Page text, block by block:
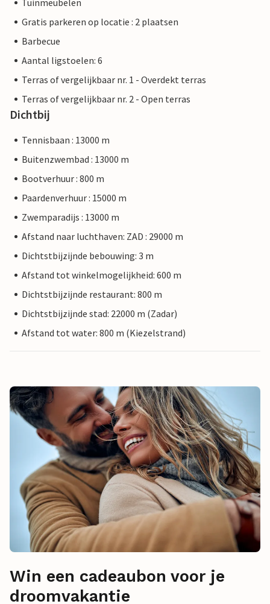
Tuinmeubelen
Gratis parkeren op locatie : 2 plaatsen
Barbecue
Aantal ligstoelen: 6
Terras of vergelijkbaar nr. 1 - Overdekt terras
Terras of vergelijkbaar nr. 2 - Open terras
Dichtbij
Tennisbaan : 13000 m
Buitenzwembad : 13000 m
Bootverhuur : 800 m
Paardenverhuur : 15000 m
Zwemparadijs : 13000 m
Afstand naar luchthaven: ZAD : 29000 m
Dichtstbijzijnde bebouwing: 3 m
Afstand tot winkelmogelijkheid: 600 m
Dichtstbijzijnde restaurant: 800 m
Dichtstbijzijnde stad: 22000 m (Zadar)
Afstand tot water: 800 m (Kiezelstrand)
Win een cadeaubon voor je
droomvakantie